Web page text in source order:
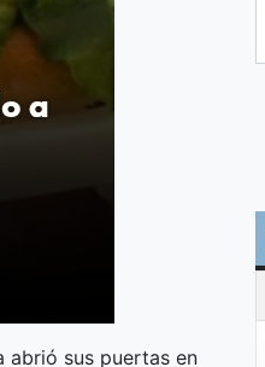
abrió sus puertas en